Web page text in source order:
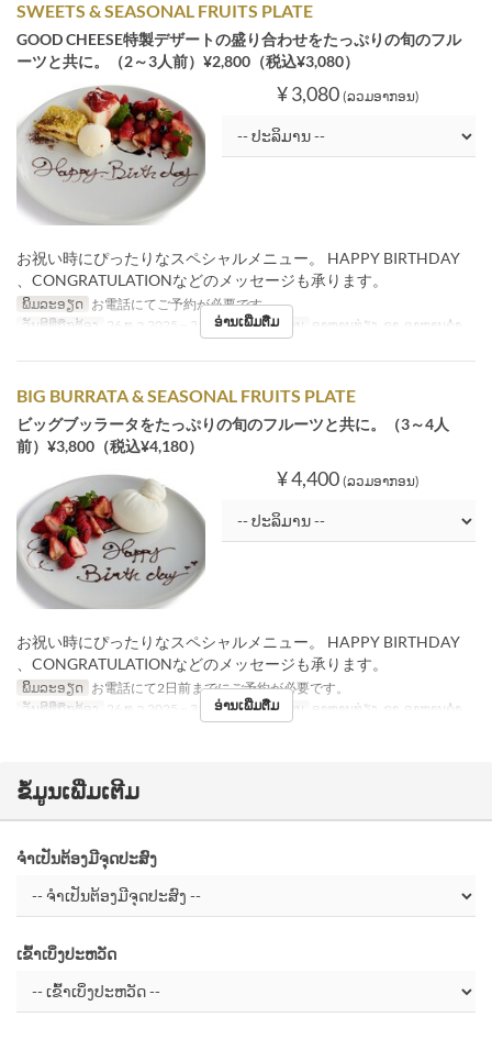
SWEETS & SEASONAL FRUITS PLATE
GOOD CHEESE特製デザートの盛り合わせをたっぷりの旬のフル
ーツと共に。（2～3人前）¥2,800（税込¥3,080）
¥ 3,080 (ລວມອາກອນ)
お祝い時にぴったりなスペシャルメニュー。 HAPPY BIRTHDAY
、CONGRATULATIONなどのメッセージも承ります。
ພິມລະອຽດ お電話にてご予約が必要です。
ວັນທີທີ່ຖືກຕ້ອງ
26 ທ.ວ 2025 ~ 31 ທ.ວ ຄາບອາຫານ ອາຫານທ່ຽງ, ຊາ, ອາຫານຄ່ຳ
ອ່ານເພີ່ມຕື່ມ
BIG BURRATA & SEASONAL FRUITS PLATE
ビッグブッラータをたっぷりの旬のフルーツと共に。（3～4人
前）¥3,800（税込¥4,180）
¥ 4,400 (ລວມອາກອນ)
お祝い時にぴったりなスペシャルメニュー。 HAPPY BIRTHDAY
、CONGRATULATIONなどのメッセージも承ります。
ພິມລະອຽດ お電話にて2日前までにご予約が必要です。
ວັນທີທີ່ຖືກຕ້ອງ
26 ທ.ວ 2025 ~ 31 ທ.ວ ຄາບອາຫານ ອາຫານທ່ຽງ, ຊາ, ອາຫານຄ່ຳ
ອ່ານເພີ່ມຕື່ມ
ຂໍ້ມູນເພີ່ມເຕີມ
ຈຳເປັນຕ້ອງມີຈຸດປະສົງ
ເຂົ້າເບິ່ງປະຫວັດ